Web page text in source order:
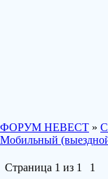
ФОРУМ НЕВЕСТ »
Мобильный
Страница 1 из 1 1